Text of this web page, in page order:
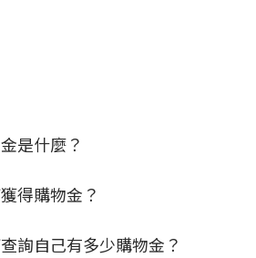
是什麼？
得購物金？
詢自己有多少購物金？